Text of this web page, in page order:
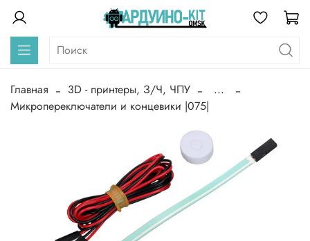
Главная 3D - принтеры, З/Ч, ЧПУ
...
Микропереключатели и концевики |075|